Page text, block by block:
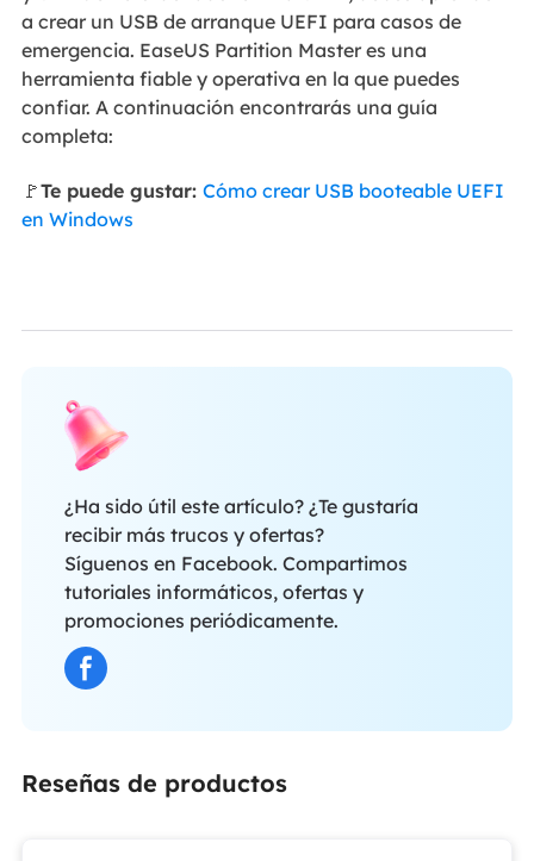
a crear un USB de arranque UEFI para casos de
emergencia. EaseUS Partition Master es una
herramienta fiable y operativa en la que puedes
confiar. A continuación encontrarás una guía
completa:
🚩Te puede gustar: Cómo crear USB booteable UEFI
en Windows
¿Ha sido útil este artículo? ¿Te gustaría
recibir más trucos y ofertas?
Síguenos en Facebook. Compartimos
tutoriales informáticos, ofertas y
promociones periódicamente.
Reseñas de productos